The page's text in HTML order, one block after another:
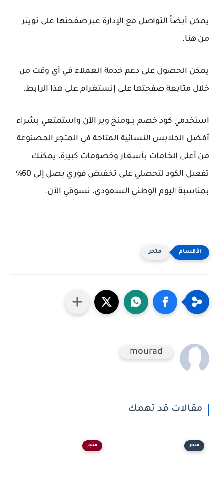
يمكن أيضاً التواصل مع الإدارة عبر صفحتها على تويتر
من هنا.
يمكن الحصول على دعم خدمة العملاء في أي وقت من
خلال متابعة صفحتها على إنستغرام على هذا الرابط.
استخدمي كود خصم بلومنج وير الآن واستمتعي بشراء
أفضل الملابس النسائية المتاحة في المتجر المصنوعة
من أعلى الخامات بأسعار وخصومات كبيرة، يمكنك
تفعيل الكود لتحصلي على تخفيض فوري يصل إلى 60%
بمناسبة اليوم الوطني السعودي، تسوقي الآن.
متجر
mourad
مقالات قد تهمك
متجر متجر